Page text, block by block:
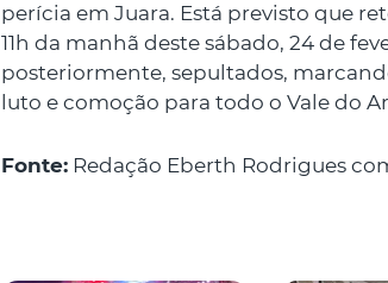
perícia em Juara. Está previsto que
11h da manhã deste sábado, 24 de
posteriormente, sepultados,
luto e comoção para todo o Vale do
Fonte: Redação Eberth Rodrigues